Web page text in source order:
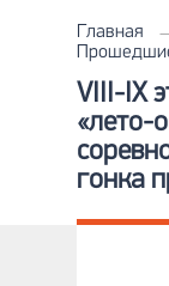
Главная
VIII-IX
«лето-
гонка